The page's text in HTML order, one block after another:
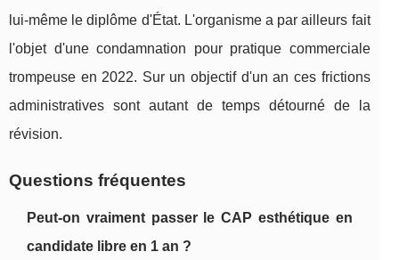
lui-même le diplôme d'État. L'organisme a par ailleurs fait
l'objet d'une condamnation pour pratique commerciale
trompeuse en 2022. Sur un objectif d'un an ces frictions
administratives sont autant de temps détourné de la
révision.
Questions fréquentes
Peut-on vraiment passer le CAP esthétique en
candidate libre en 1 an ?